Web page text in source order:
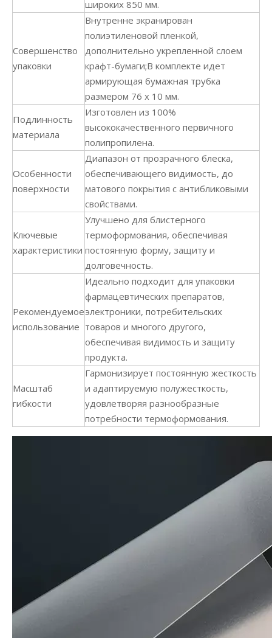
широких 850 мм.
Совершенство
упаковки
Внутренне экранирован
полиэтиленовой пленкой,
дополнительно укрепленной слоем
крафт-бумаги;В комплекте идет
армирующая бумажная трубка
размером 76 x 10 мм.
Подлинность
материала
Изготовлен из 100%
высококачественного первичного
полипропилена.
Особенности
поверхности
Диапазон от прозрачного блеска,
обеспечивающего видимость, до
матового покрытия с антибликовыми
свойствами.
Ключевые
характеристики
Улучшено для блистерного
термоформования, обеспечивая
постоянную форму, защиту и
долговечность.
Рекомендуемое
использование
Идеально подходит для упаковки
фармацевтических препаратов,
электроники, потребительских
товаров и многого другого,
обеспечивая видимость и защиту
продукта.
Масштаб
гибкости
Гармонизирует постоянную жесткость
и адаптируемую полужесткость,
удовлетворяя разнообразные
потребности термоформования.